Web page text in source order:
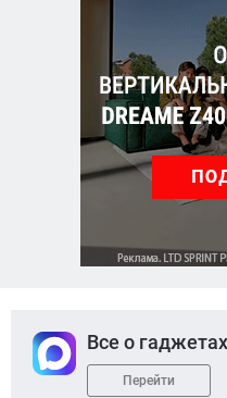
Все о
Перейти